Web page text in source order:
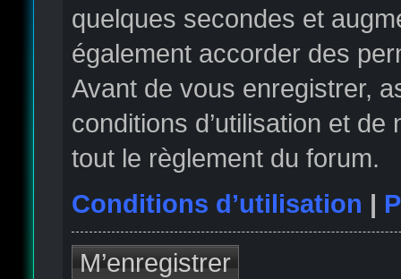
quelques secondes et
également accorder des
Avant de vous enregistrer,
conditions d’utilisation et
tout le règlement du forum.
Conditions d’utilisation |
M’enregistrer